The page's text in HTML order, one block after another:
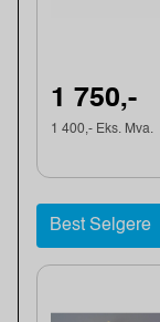
1 750,-
1 400,- Eks. Mva.
Best Selgere